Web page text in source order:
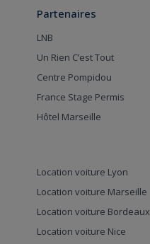
Partenaires
LNB
Un Rien C’est Tout
Centre Pompidou
France Stage Permis
Hôtel Marseille
Location voiture Lyon
Location voiture Marseille
Location voiture Bordeaux
Location voiture Nice